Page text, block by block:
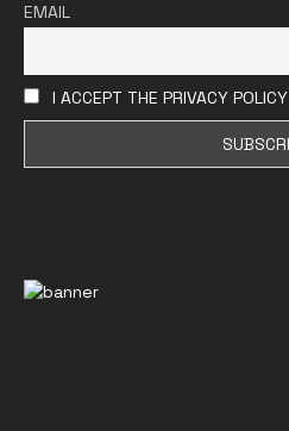
EMAIL
I ACCEPT THE PRIVACY POLICY